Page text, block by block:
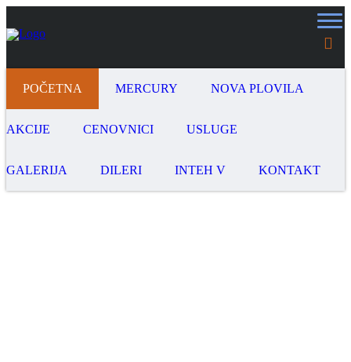
POČETNA MERCURY NOVA PLOVILA
AKCIJE CENOVNICI USLUGE
GALERIJA DILERI INTEH V KONTAKT